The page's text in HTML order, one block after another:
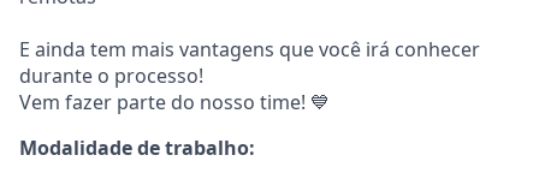
E ainda tem mais vantagens que você irá conhecer
durante o processo!
Vem fazer parte do nosso time! 💙
Modalidade de trabalho: